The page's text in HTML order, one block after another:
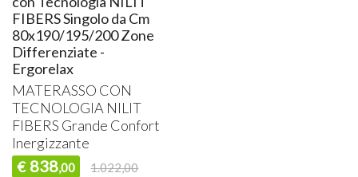
FIBERS Singolo da Cm
80x190/195/200 Zone
Differenziate -
Ergorelax
MATERASSO CON
TECNOLOGIA NILIT
FIBERS Grande Confort
Inergizzante
€ 838,00 1.022,00